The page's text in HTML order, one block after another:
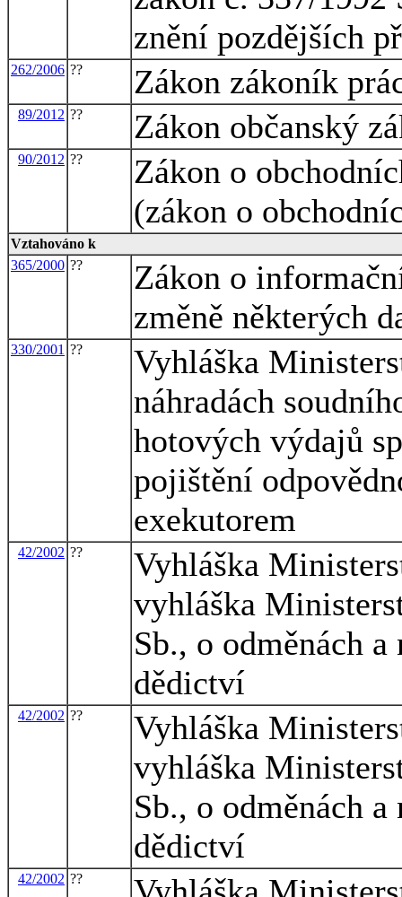
znění pozdějších
262/2006 ?? Zákon zákoník
89/2012 ?? Zákon občanský
90/2012 ??
Zákon o
(zákon o
Vztahováno k
365/2000 ??
Zákon o
změně některých
330/2001 ??
Vyhláška
náhradách
hotových výdajů
pojištění
exekutorem
42/2002 ??
Vyhláška
vyhláška
Sb., o odměnách
dědictví
42/2002 ??
Vyhláška
vyhláška
Sb., o odměnách
dědictví
42/2002 ??